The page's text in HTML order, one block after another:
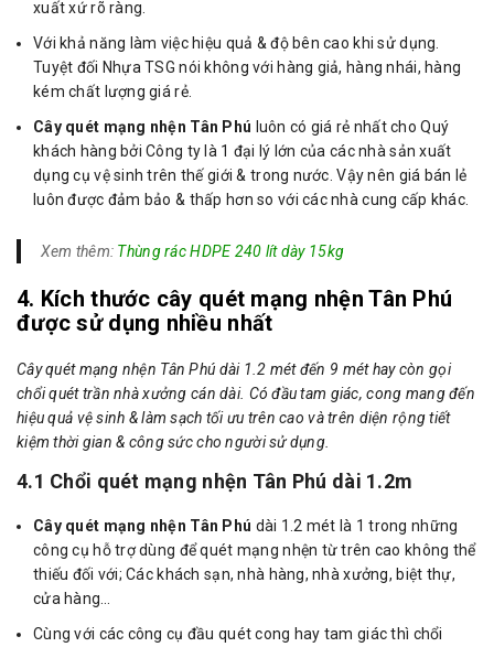
xuất xứ rõ ràng.
Với khả năng làm việc hiệu quả & độ bên cao khi sử dụng.
Tuyệt đối Nhựa TSG nói không với hàng giả, hàng nhái, hàng
kém chất lượng giá rẻ.
Cây quét mạng nhện Tân Phú luôn có giá rẻ nhất cho Quý
khách hàng bởi Công ty là 1 đại lý lớn của các nhà sản xuất
dụng cụ vệ sinh trên thế giới & trong nước. Vậy nên giá bán lẻ
luôn được đảm bảo & thấp hơn so với các nhà cung cấp khác.
Xem thêm: Thùng rác HDPE 240 lít dày 15kg
4. Kích thước cây quét mạng nhện Tân Phú
được sử dụng nhiều nhất
Cây quét mạng nhện Tân Phú dài 1.2 mét đến 9 mét hay còn gọi
chổi quét trần nhà xưởng cán dài. Có đầu tam giác, cong mang đến
hiệu quả vệ sinh & làm sạch tối ưu trên cao và trên diện rộng tiết
kiệm thời gian & công sức cho người sử dụng.
4.1 Chổi quét mạng nhện Tân Phú dài 1.2m
Cây quét mạng nhện Tân Phú dài 1.2 mét là 1 trong những
công cụ hỗ trợ dùng để quét mạng nhện từ trên cao không thể
thiếu đối với; Các khách sạn, nhà hàng, nhà xưởng, biệt thự,
cửa hàng…
Cùng với các công cụ đầu quét cong hay tam giác thì chổi